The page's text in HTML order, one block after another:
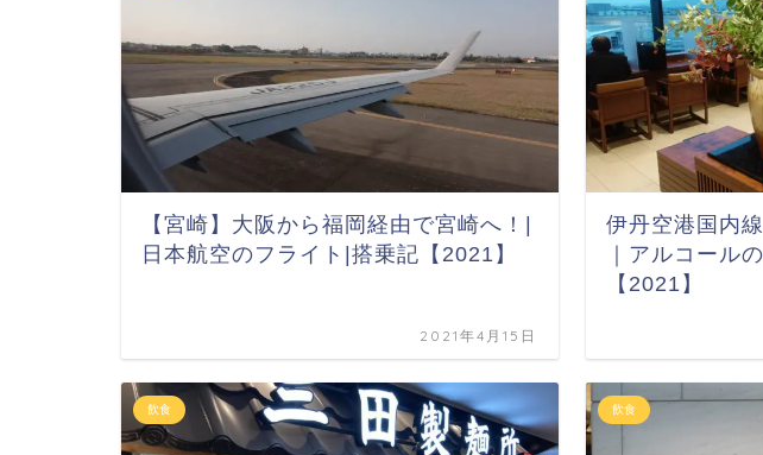
【宮崎】大阪から福岡経由で宮崎へ！|
日本航空のフライト|搭乗記【2021】
2021年4月15日
伊丹空港国内
｜アルコール
【2021】
飲食 飲食